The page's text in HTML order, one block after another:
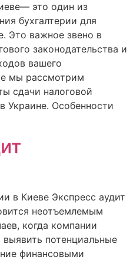
это один из
бухгалтерии для
Это важное звено в
законодательства и
вашего
мы рассмотрим
сдачи налоговой
Украине. Особенности
в Киеве Экспресс аудит
неотъемлемым
когда компании
потенциальные
финансовыми